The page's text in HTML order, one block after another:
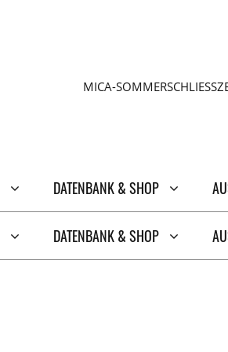
MICA-
DATENBANK & SHOP
DATENBANK & SHOP